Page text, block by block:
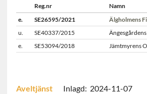
Reg.nr
Namn
e.
SE26595/2021
Älgholmens
u.
SE40337/2015
e.
SE53094/2018 Jämtmyrens
Aveltjänst Inlagd: 2024-11-07